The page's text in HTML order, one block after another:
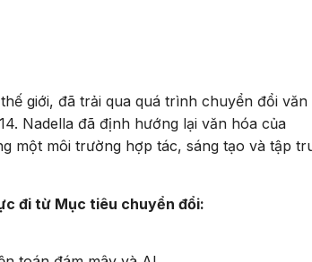
giới, đã trải qua quá trình chuyển đổi văn
Nadella đã định hướng lại văn hóa của
một môi trường hợp tác, sáng tạo và tập
đi từ Mục tiêu chuyển đổi: